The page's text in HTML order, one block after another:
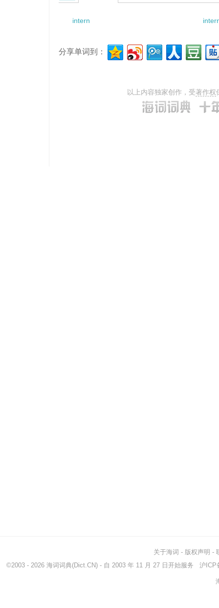
intern
分享单词到：
以上内容独家创作，受著作权
关于海词 - 版权声明 -
©2003 - 2026 海词词典(Dict.CN) - 自 2003 年 11 月 27 日开始服务 沪ICP